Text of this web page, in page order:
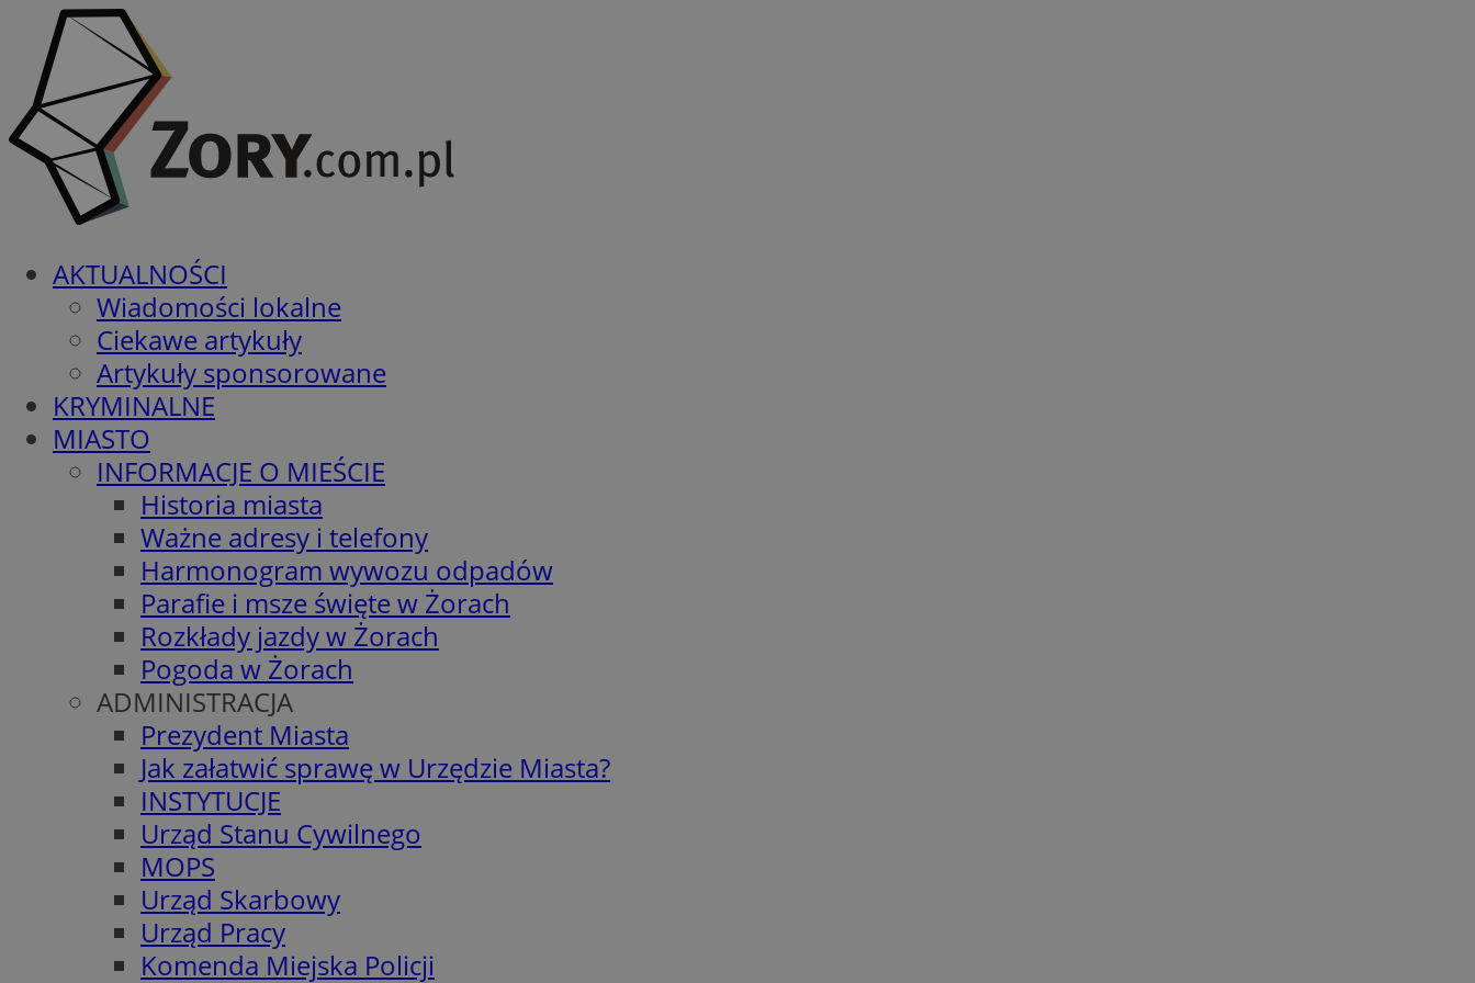
AKTUALNOŚCI
Wiadomości lokalne
Ciekawe artykuły
Artykuły sponsorowane
KRYMINALNE
MIASTO
INFORMACJE O MIEŚCIE
Historia miasta
Ważne adresy i telefony
Harmonogram wywozu odpadów
Parafie i msze święte w Żorach
Rozkłady jazdy w Żorach
Pogoda w Żorach
ADMINISTRACJA
Prezydent Miasta
Jak załatwić sprawę w Urzędzie Miasta?
INSTYTUCJE
Urząd Stanu Cywilnego
MOPS
Urząd Skarbowy
Urząd Pracy
Komenda Miejska Policji